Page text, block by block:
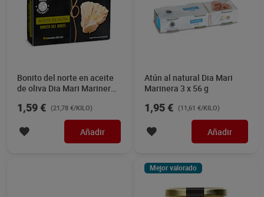
Bonito del norte en aceite
de oliva Dia Mari Marinera
1,59 € (21,78 €/KILO)
Añadir
Atún al natural Dia Mari
Marinera 3 x 56 g
1,95 € (11,61 €/KILO)
Añadir
Mejor valorado